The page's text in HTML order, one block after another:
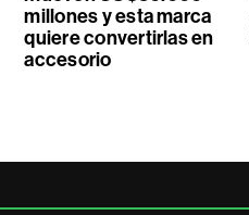
millones y esta marca
quiere convertirlas en
accesorio